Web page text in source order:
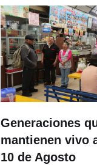
Generaciones
mantienen vivo
10 de Agosto